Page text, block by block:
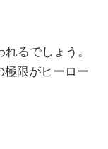
るでしょう。
極限がヒーロー